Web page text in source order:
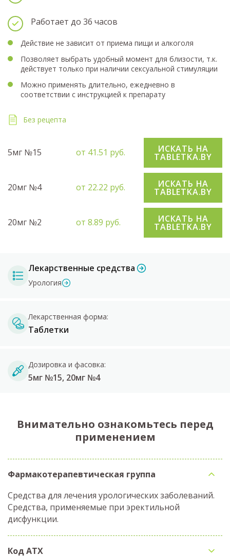
Работает до 36 часов
Действие не зависит от приема пищи и алкоголя
Позволяет выбрать удобный момент для близости, т.к.
действует только при наличии сексуальной стимуляции
Можно применять длительно, ежедневно в
соответствии с инструкцией к препарату
Без рецепта
5мг №15 от 41.51 руб. ИСКАТЬ НА
TABLETKA.BY
20мг №4 от 22.22 руб. ИСКАТЬ НА
TABLETKA.BY
20мг №2 от 8.89 руб. ИСКАТЬ НА
TABLETKA.BY
Лекарственные средства
Урология
Лекарственная форма:
Таблетки
Дозировка и фасовка:
5мг №15, 20мг №4
Внимательно ознакомьтесь перед
применением
Фармакотерапевтическая группа
Средства для лечения урологических заболеваний.
Средства, применяемые при эректильной
дисфункции.
Код АТX